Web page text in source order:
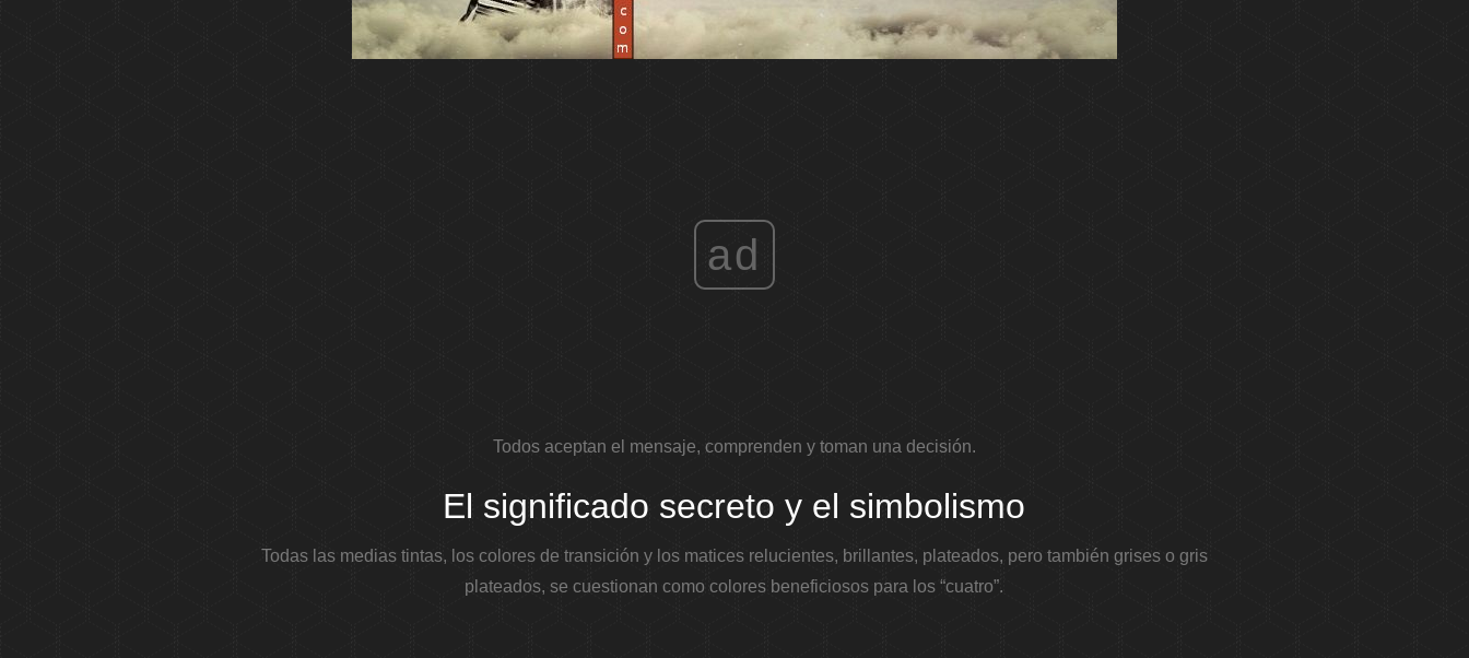
ad
Todos aceptan el mensaje, comprenden y toman una decisión.
El significado secreto y el simbolismo
Todas las medias tintas, los colores de transición y los matices relucientes, brillantes, plateados, pero también grises o gris
plateados, se cuestionan como colores beneficiosos para los “cuatro”.